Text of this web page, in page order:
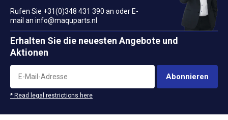
Rufen Sie +31(0)348 431 390 an oder E-
mail an info@maquparts.nl
Erhalten Sie die neuesten Angebote und
Aktionen
Abonnieren
* Read legal restrictions here